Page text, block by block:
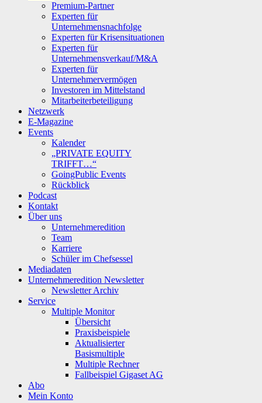
Premium-Partner
Experten für
Unternehmensnachfolge
Experten für Krisensituationen
Experten für
Unternehmensverkauf/M&A
Experten für
Unternehmervermögen
Investoren im Mittelstand
Mitarbeiterbeteiligung
Netzwerk
E-Magazine
Events
Kalender
„PRIVATE EQUITY
TRIFFT…“
GoingPublic Events
Rückblick
Podcast
Kontakt
Über uns
Unternehmeredition
Team
Karriere
Schüler im Chefsessel
Mediadaten
Unternehmeredition Newsletter
Newsletter Archiv
Service
Multiple Monitor
Übersicht
Praxisbeispiele
Aktualisierter
Basismultiple
Multiple Rechner
Fallbeispiel Gigaset AG
Abo
Mein Konto